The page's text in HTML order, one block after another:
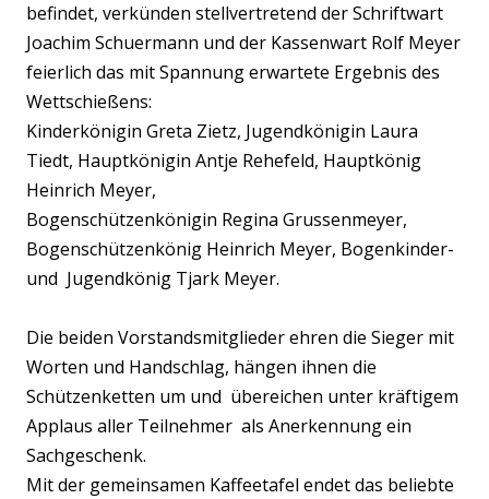
befindet, verkünden stellvertretend der Schriftwart
Joachim Schuermann und der Kassenwart Rolf Meyer
feierlich das mit Spannung erwartete Ergebnis des
Wettschießens:
Kinderkönigin Greta Zietz, Jugendkönigin Laura
Tiedt, Hauptkönigin Antje Rehefeld, Hauptkönig
Heinrich Meyer,
Bogenschützenkönigin Regina Grussenmeyer,
Bogenschützenkönig Heinrich Meyer, Bogenkinder-
und Jugendkönig Tjark Meyer.
Die beiden Vorstandsmitglieder ehren die Sieger mit
Worten und Handschlag, hängen ihnen die
Schützenketten um und übereichen unter kräftigem
Applaus aller Teilnehmer als Anerkennung ein
Sachgeschenk.
Mit der gemeinsamen Kaffeetafel endet das beliebte